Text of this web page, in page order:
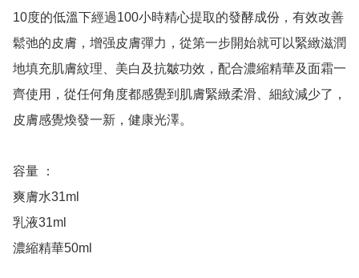
10度的低溫下經過100小時精心提取的發酵成份，有效改善
鬆弛的皮膚，增强皮膚彈力，從第一步開始就可以緊緻滋潤
地填充肌膚紋理、美白及抗皺功效，配合濃縮精華及面霜一
齊使用，從任何角度都感覺到肌膚緊緻柔滑、細紋減少了，
皮膚感覺煥發一新，健康光澤。
容量 ：
爽膚水31ml
乳液31ml
濃縮精華50ml